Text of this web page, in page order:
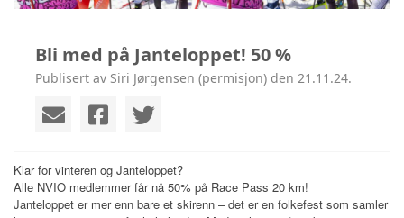
Bli med på Janteloppet! 50 %
Publisert av Siri Jørgensen (permisjon) den 21.11.24.
Klar for vinteren og Janteloppet?
Alle NVIO medlemmer får nå 50% på Race Pass 20 km!
Janteloppet er mer enn bare et skirenn – det er en folkefest som samler